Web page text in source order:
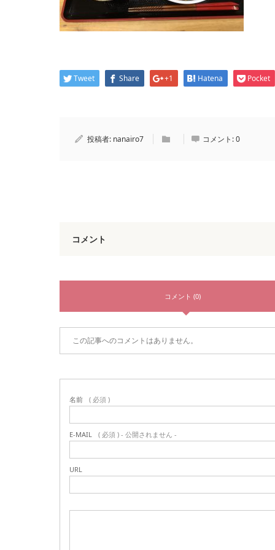
Tweet Share +1 Hatena Pocket
投稿者: nanairo7 コメント:0
コメント
コメント (0)
この記事へのコメントはありません。
名前 ( 必須 )
E-MAIL ( 必須 ) - 公開されません -
URL